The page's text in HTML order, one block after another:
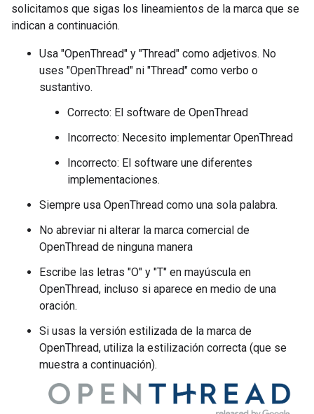
solicitamos que sigas los lineamientos de la marca que se
indican a continuación.
Usa "OpenThread" y "Thread" como adjetivos. No
uses "OpenThread" ni "Thread" como verbo o
sustantivo.
Correcto: El software de OpenThread
Incorrecto: Necesito implementar OpenThread
Incorrecto: El software une diferentes
implementaciones.
Siempre usa OpenThread como una sola palabra.
No abreviar ni alterar la marca comercial de
OpenThread de ninguna manera
Escribe las letras "O" y "T" en mayúscula en
OpenThread, incluso si aparece en medio de una
oración.
Si usas la versión estilizada de la marca de
OpenThread, utiliza la estilización correcta (que se
muestra a continuación).